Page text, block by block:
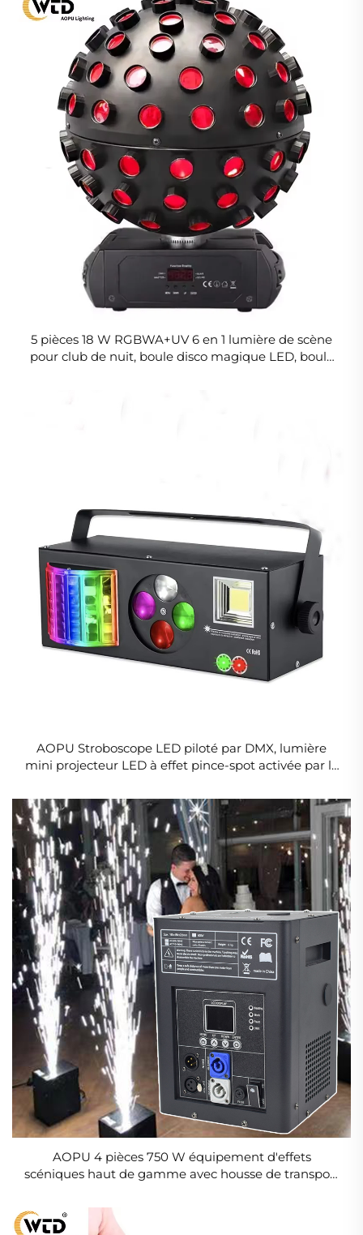
5 pièces 18 W RGBWA+UV 6 en 1 lumière de scène
pour club de nuit, boule disco magique LED, boule
AOPU Stroboscope LED piloté par DMX, lumière
mini projecteur LED à effet pince-spot activée par le
AOPU 4 pièces 750 W équipement d'effets
scéniques haut de gamme avec housse de transport